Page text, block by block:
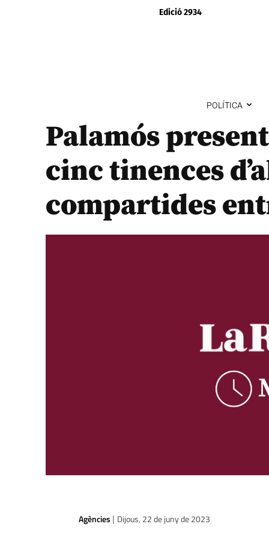
Edició 2934
POLÍTICA
Palamós
cinc tinences
compartides
Agències | Dijous, 22 de juny de 2023